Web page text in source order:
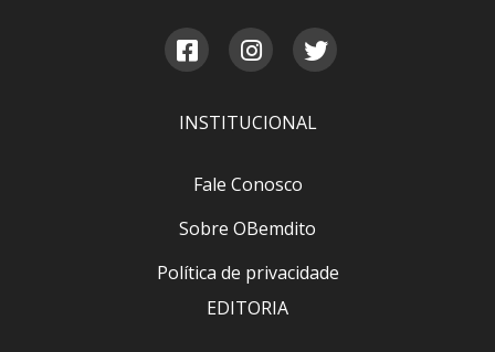
INSTITUCIONAL
Fale Conosco
Sobre OBemdito
Política de privacidade
EDITORIA